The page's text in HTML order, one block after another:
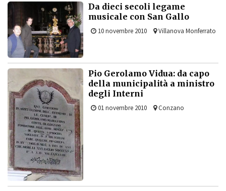
Da dieci secoli legame
musicale con San Gallo
10 novembre 2010 Villanova Monferrato
Pio Gerolamo Vidua: da capo
della municipalità a ministro
degli Interni
01 novembre 2010 Conzano